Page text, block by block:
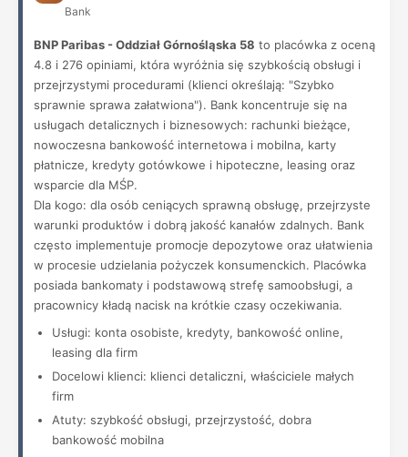
Bank
BNP Paribas - Oddział Górnośląska 58 to placówka z oceną
4.8 i 276 opiniami, która wyróżnia się szybkością obsługi i
przejrzystymi procedurami (klienci określają: "Szybko
sprawnie sprawa załatwiona"). Bank koncentruje się na
usługach detalicznych i biznesowych: rachunki bieżące,
nowoczesna bankowość internetowa i mobilna, karty
płatnicze, kredyty gotówkowe i hipoteczne, leasing oraz
wsparcie dla MŚP.
Dla kogo: dla osób ceniących sprawną obsługę, przejrzyste
warunki produktów i dobrą jakość kanałów zdalnych. Bank
często implementuje promocje depozytowe oraz ułatwienia
w procesie udzielania pożyczek konsumenckich. Placówka
posiada bankomaty i podstawową strefę samoobsługi, a
pracownicy kładą nacisk na krótkie czasy oczekiwania.
Usługi: konta osobiste, kredyty, bankowość online,
leasing dla firm
Docelowi klienci: klienci detaliczni, właściciele małych
firm
Atuty: szybkość obsługi, przejrzystość, dobra
bankowość mobilna